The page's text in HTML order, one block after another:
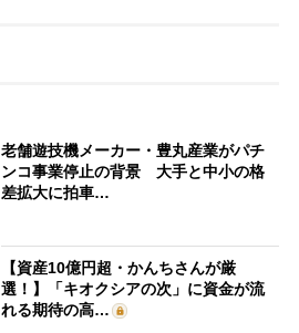
老舗遊技機メーカー・豊丸産業がパチ
ンコ事業停止の背景 大手と中小の格
差拡大に拍車…
【資産10億円超・かんちさんが厳
選！】「キオクシアの次」に資金が流
れる期待の高…